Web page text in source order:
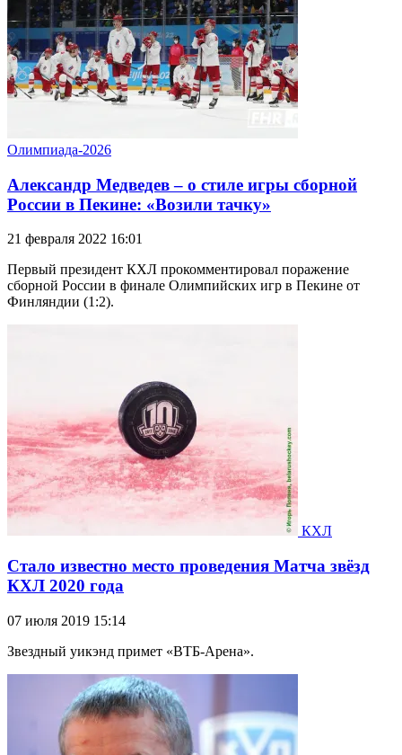
Олимпиада-2026
Александр Медведев – о стиле игры сборной
России в Пекине: «Возили тачку»
21 февраля 2022 16:01
Первый президент КХЛ прокомментировал поражение
сборной России в финале Олимпийских игр в Пекине от
Финляндии (1:2).
КХЛ
Стало известно место проведения Матча звёзд
КХЛ 2020 года
07 июля 2019 15:14
Звездный уикэнд примет «ВТБ-Арена».